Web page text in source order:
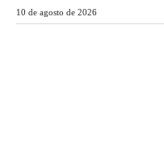
10 de agosto de 2026